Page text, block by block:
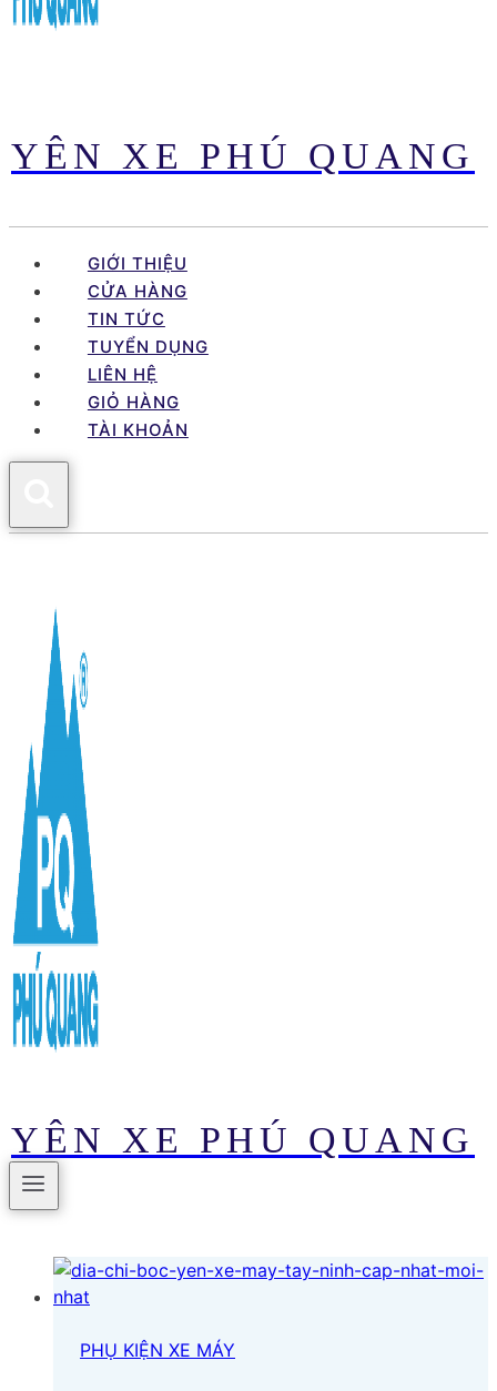
YÊN XE PHÚ QUANG
GIỚI THIỆU
CỬA HÀNG
TIN TỨC
TUYỂN DỤNG
LIÊN HỆ
GIỎ HÀNG
TÀI KHOẢN
YÊN XE PHÚ QUANG
PHỤ KIỆN XE MÁY